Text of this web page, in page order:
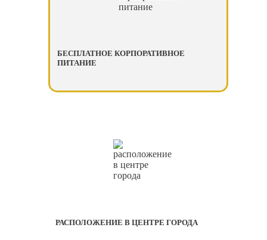
БЕСПЛАТНОЕ КОРПОРАТИВНОЕ
ПИТАНИЕ
РАСПОЛОЖЕНИЕ В ЦЕНТРЕ ГОРОДА